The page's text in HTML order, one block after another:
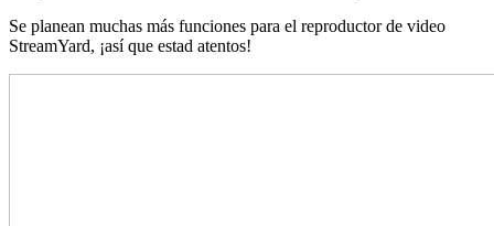
Se planean muchas más funciones para el reproductor de video
StreamYard, ¡así que estad atentos!